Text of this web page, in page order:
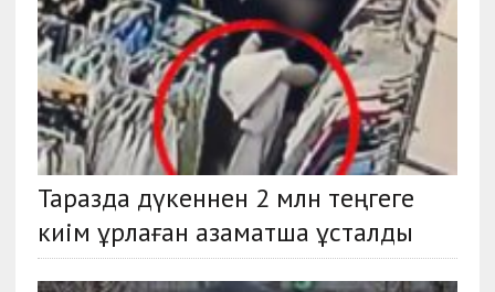
Таразда дүкеннен 2 млн теңгеге
киім ұрлаған азаматша ұсталды